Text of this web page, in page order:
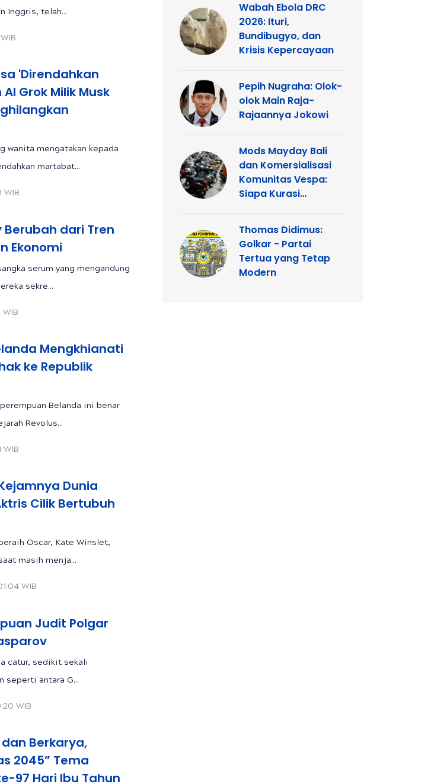
Inggris, telah...
'Direndahkan
Grok Milik Musk
wanita mengatakan kepada
martabat...
WIB
dari Tren
Ekonomi
serum yang mengandung
sekre...
Mengkhianati
ke Republik
Belanda ini benar
Revolus...
Dunia
Cilik Bertubuh
Oscar, Kate Winslet,
masih menja...
WIB
Judit Polgar
catur, sedikit sekali
seperti antara G...
WIB
Berkarya,
2045” Tema
97 Hari Ibu Tahun
Wabah Ebola DRC
2026: Ituri,
Bundibugyo, dan
Krisis Kepercayaan
Pepih Nugraha: Olok-
olok Main Raja-
Rajaannya Jokowi
Mods Mayday Bali
dan Komersialisasi
Komunitas Vespa:
Siapa Kurasi
Thomas Didimus:
Golkar - Partai
Tertua yang Tetap
Modern